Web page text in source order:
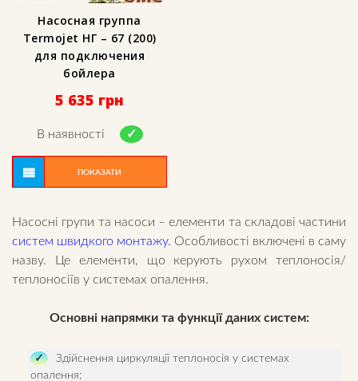
Насосная группа
Termojet НГ – 67 (200)
для подключения
бойлера
5 635 грн
В наявності
ПОКАЗАТИ
Насосні групи та насоси – елементи та складові частини
систем швидкого монтажу. Особливості включені в саму
назву. Це елементи, що керують рухом теплоносія/
теплоносіїв у системах опалення.
Основні напрямки та функції даних систем:
Здійснення циркуляції теплоносія у системах
опалення;